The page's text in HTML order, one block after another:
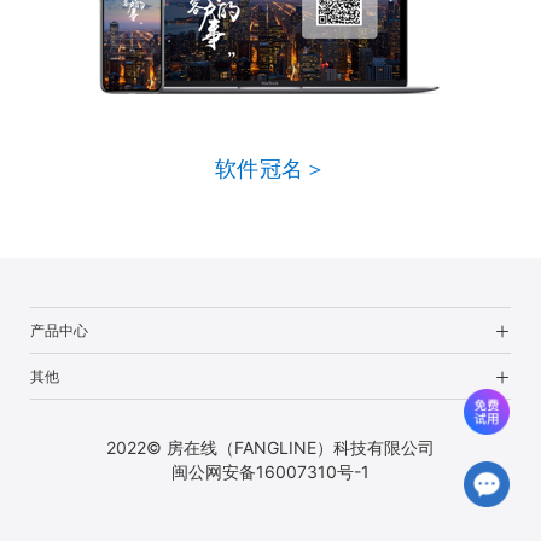
软件冠名＞
产品中心
其他
2022© 房在线（FANGLINE）科技有限公司
闽公网安备16007310号-1